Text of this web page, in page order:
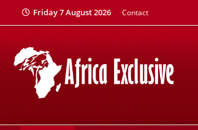
Friday 7 August 2026 Contact